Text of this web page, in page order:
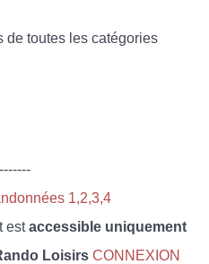
de toutes les catégories
1,2,3,4
estaccessible uniquement
Loisirs CONNEXION